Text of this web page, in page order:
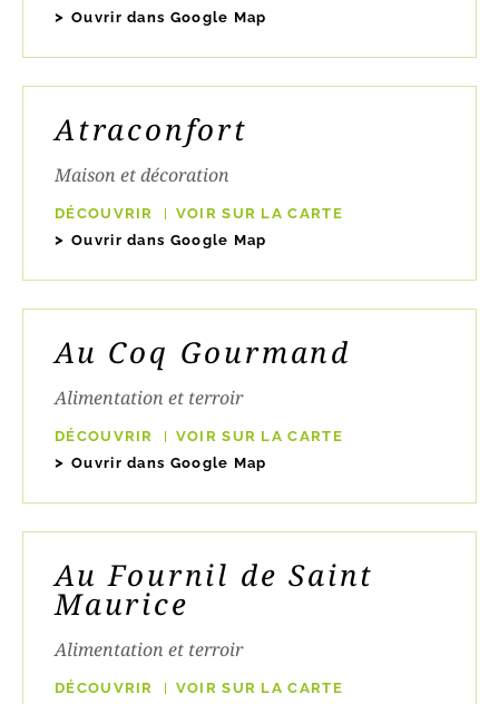
Ouvrir dans Google Map
Atraconfort
Maison et décoration
DÉCOUVRIR
VOIR SUR LA CARTE
Ouvrir dans Google Map
Au Coq Gourmand
Alimentation et terroir
DÉCOUVRIR
VOIR SUR LA CARTE
Ouvrir dans Google Map
Au Fournil de Saint
Maurice
Alimentation et terroir
DÉCOUVRIR
VOIR SUR LA CARTE